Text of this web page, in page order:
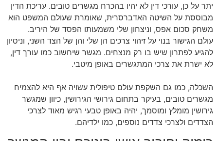
יתר על כן, עורכי דין לא יהיו בהכרח מגשרים טובים. עריכת הדין
מבוססת על השיטה האדברסרית, שאומרת שעולם המשפט הוא
משחק סכום אפס, וניצחון שלי משמעותו הפסד של היריב.
עולם הגישור בנוי על זיהוי צרכים הן שלי והן של הצד השני, וניסיון
להגיע לפתרון שיש בו רק מנצחים. מגשר שיחשוב כמו עורך דין,
לא ישרת את צרכי המתגשרים באופן מיטבי.
השכלה, כמו גם השקפת עולם טיפולית עשויה אף היא להצמיח
מגשרים טובים, בעיקר בתחום גירושי הגירושין, כיוון שמגשר
גירושין מומלץ ומוסמך, יהיה באופן טבעי רגיש מאוד לצרכי
הצדדים ולצרכי צדדים נוספים, כמו ילדיהם.